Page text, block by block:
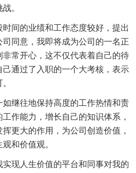
。
间的业绩和工作态度较好，提出
同意，我即将成为公司的一名正
常开心，这不仅代表着自己的待
通过了入职的一个大考核，表示
继往地保持高度的工作热情和责
作能力，增长自己的知识体系，
更大的作用，为公司创造价值，
和价值观。
现人生价值的平台和同事对我的